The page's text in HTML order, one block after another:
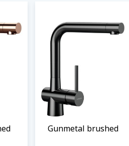
Gunmetal brushed